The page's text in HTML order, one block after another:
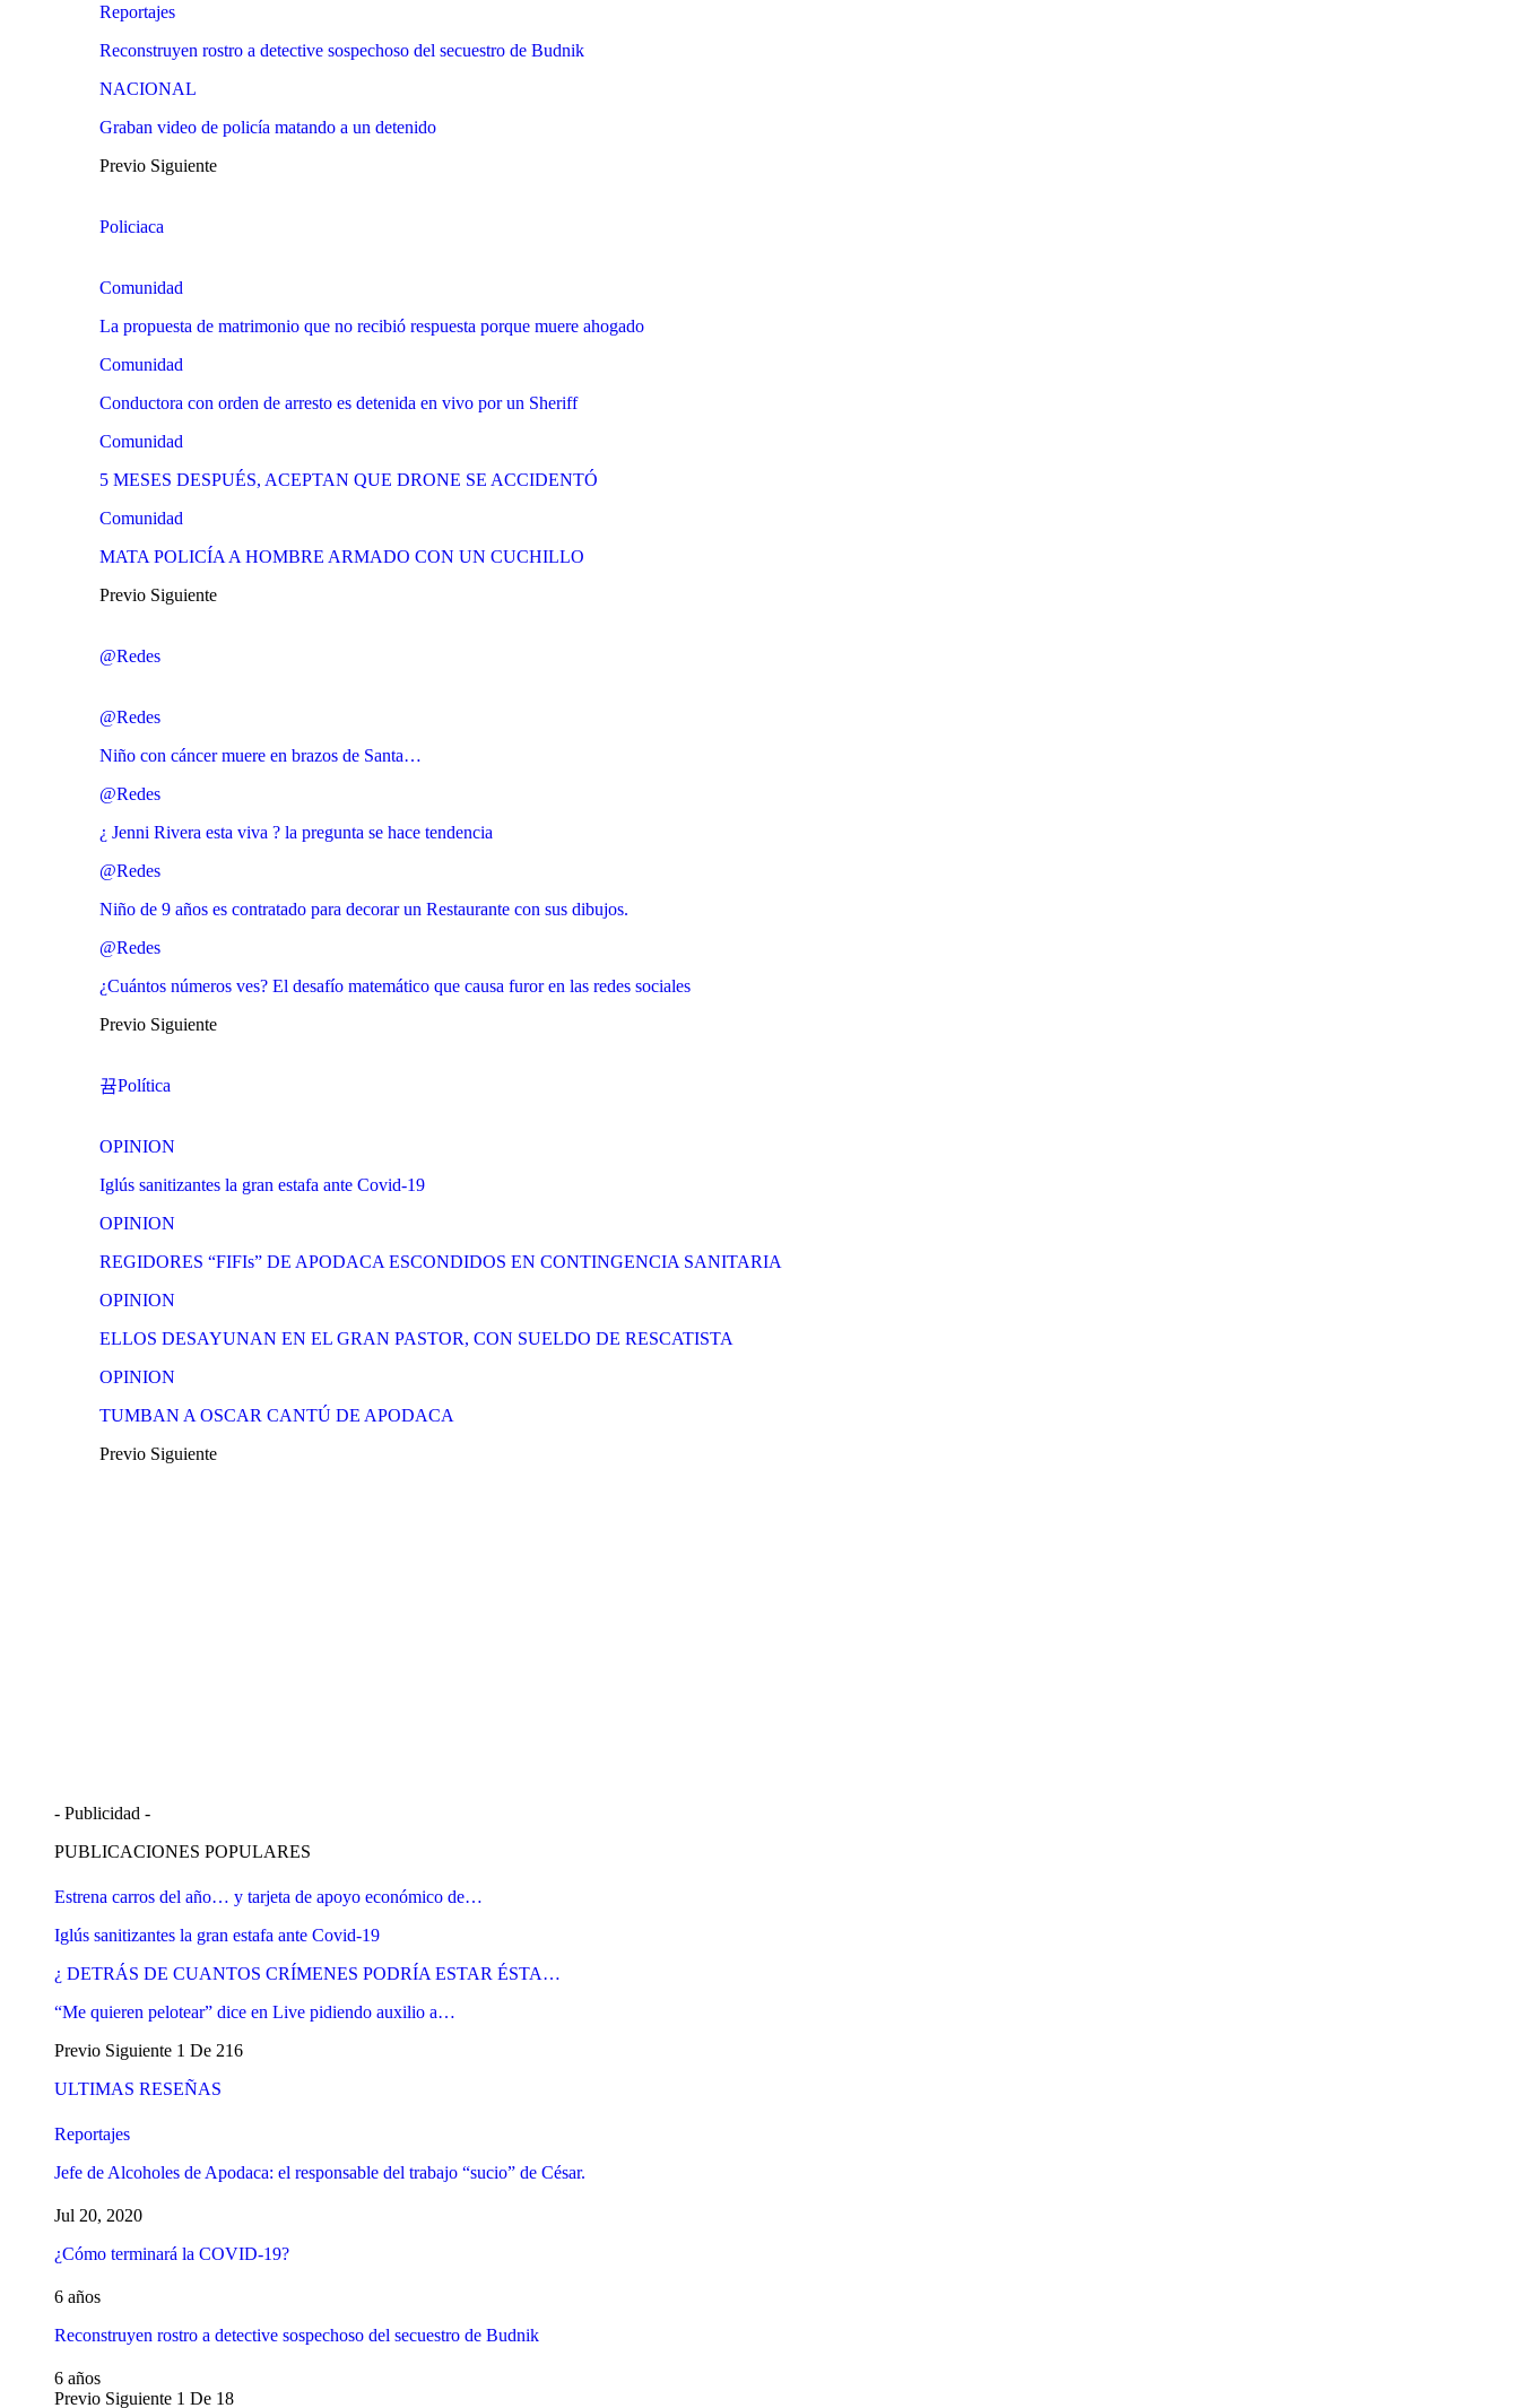
Reportajes
Reconstruyen rostro a detective sospechoso del secuestro de Budnik
NACIONAL
Graban video de policía matando a un detenido
Previo Siguiente
Policiaca
Comunidad
La propuesta de matrimonio que no recibió respuesta porque muere ahogado
Comunidad
Conductora con orden de arresto es detenida en vivo por un Sheriff
Comunidad
5 MESES DESPUÉS, ACEPTAN QUE DRONE SE ACCIDENTÓ
Comunidad
MATA POLICÍA A HOMBRE ARMADO CON UN CUCHILLO
Previo Siguiente
@Redes
@Redes
Niño con cáncer muere en brazos de Santa…
@Redes
¿ Jenni Rivera esta viva ? la pregunta se hace tendencia
@Redes
Niño de 9 años es contratado para decorar un Restaurante con sus dibujos.
@Redes
¿Cuántos números ves? El desafío matemático que causa furor en las redes sociales
Previo Siguiente
Política
OPINION
Iglús sanitizantes la gran estafa ante Covid-19
OPINION
REGIDORES “FIFIs” DE APODACA ESCONDIDOS EN CONTINGENCIA SANITARIA
OPINION
ELLOS DESAYUNAN EN EL GRAN PASTOR, CON SUELDO DE RESCATISTA
OPINION
TUMBAN A OSCAR CANTÚ DE APODACA
Previo Siguiente
- Publicidad -
PUBLICACIONES POPULARES
Estrena carros del año… y tarjeta de apoyo económico de…
Iglús sanitizantes la gran estafa ante Covid-19
¿ DETRÁS DE CUANTOS CRÍMENES PODRÍA ESTAR ÉSTA…
“Me quieren pelotear” dice en Live pidiendo auxilio a…
Previo Siguiente 1 De 216
ULTIMAS RESEÑAS
Reportajes
Jefe de Alcoholes de Apodaca: el responsable del trabajo “sucio” de César.
Jul 20, 2020
¿Cómo terminará la COVID-19?
6 años
Reconstruyen rostro a detective sospechoso del secuestro de Budnik
6 años
Previo Siguiente 1 De 18